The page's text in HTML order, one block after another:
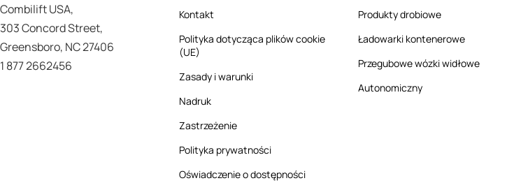
Combilift USA,
303 Concord Street,
Greensboro, NC 27406
1 877 2662456
Kontakt
Polityka dotycząca plików cookie
(UE)
Zasady i warunki
Nadruk
Zastrzeżenie
Polityka prywatności
Oświadczenie o dostępności
Produkty drobiowe
Ładowarki kontenerowe
Przegubowe wózki widłowe
Autonomiczny